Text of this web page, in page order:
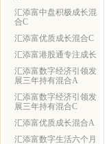
汇添富中盘积极成长混
合C
汇添富优质成长混合C
汇添富港股通专注成长
汇添富数字经济引领发
展三年持有混合A
汇添富数字经济引领发
展三年持有混合C
汇添富优质成长混合A
汇添富数字生活六个月